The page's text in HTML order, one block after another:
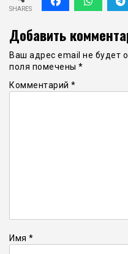
SHARES
Добавить
Ваш адрес email не будет
поля помечены *
Комментарий *
Имя *